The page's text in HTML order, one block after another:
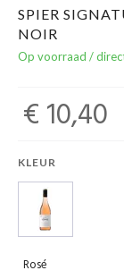
SPIER
NOIR
Op voorraad /
€ 10,40
KLEUR
Rosé